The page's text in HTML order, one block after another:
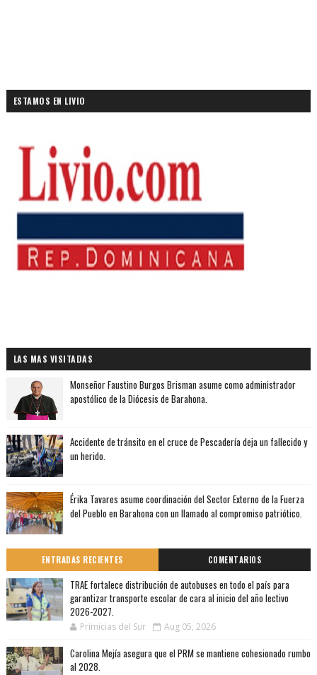
ESTAMOS EN LIVIO
LAS MAS VISITADAS
Monseñor Faustino Burgos Brisman asume como administrador
apostólico de la Diócesis de Barahona.
Accidente de tránsito en el cruce de Pescadería deja un fallecido y
un herido.
Érika Tavares asume coordinación del Sector Externo de la Fuerza
del Pueblo en Barahona con un llamado al compromiso patriótico.
ENTRADAS RECIENTES COMENTARIOS
TRAE fortalece distribución de autobuses en todo el país para
garantizar transporte escolar de cara al inicio del año lectivo
2026-2027.
Primicias del Sur Aug 05, 2026
Carolina Mejía asegura que el PRM se mantiene cohesionado rumbo
al 2028.